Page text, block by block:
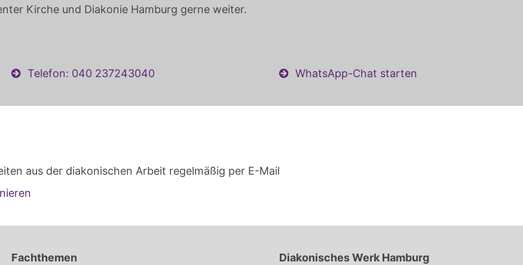
Kirche und Diakonie Hamburg gerne weiter.
Telefon: 040 237243040 WhatsApp-Chat starten
aus der diakonischen Arbeit regelmäßig per E-Mail
Fachthemen
Diakonisches Werk Hamburg